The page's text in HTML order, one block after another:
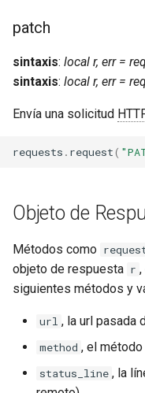
patch
sintaxis: local r, err =
sintaxis: local r, err =
Envía una solicitud
requests . request(
Objeto de
Métodos como
objeto de respuesta r
siguientes métodos y
url , la url pasada
method , el
status_line , la